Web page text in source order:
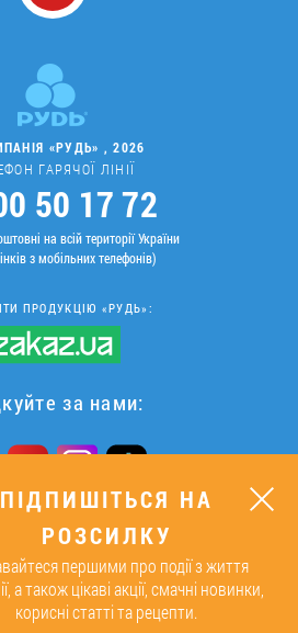
«РУДЬ» , 2026
ГАРЯЧОЇ ЛІНІЇ
50 17 72
на всій території України
з мобільних телефонів)
ПРОДУКЦІЮ «РУДЬ»:
за нами:
НА РОЗСИЛКУ
ОК
я даю згоду на
ПІДПИШІТЬСЯ НА
РОЗСИЛКУ
першими про події з життя
а також цікаві акції, смачні новинки,
корисні статті та рецепти.